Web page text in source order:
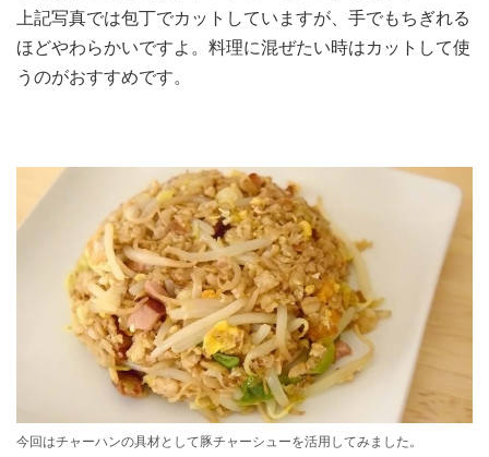
上記写真では包丁でカットしていますが、手でもちぎれる
ほどやわらかいですよ。料理に混ぜたい時はカットして使
うのがおすすめです。
今回はチャーハンの具材として豚チャーシューを活用してみました。